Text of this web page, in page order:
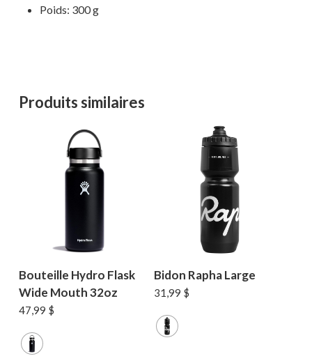
Poids: 300 g
Produits similaires
Bouteille Hydro Flask
Wide Mouth 32oz
47,99 $
Bidon Rapha Large
31,99 $